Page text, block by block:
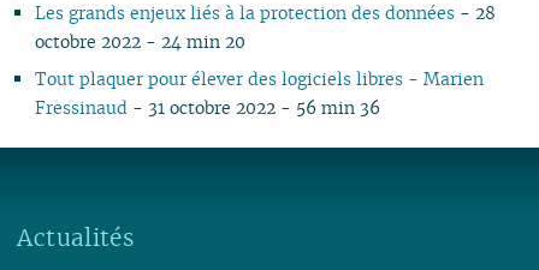
Les grands enjeux liés à la protection des données- 28
octobre 2022 - 24 min 20
Tout plaquer pour élever des logiciels libres - Marien
Fressinaud - 31 octobre 2022 - 56 min 36
Actualités